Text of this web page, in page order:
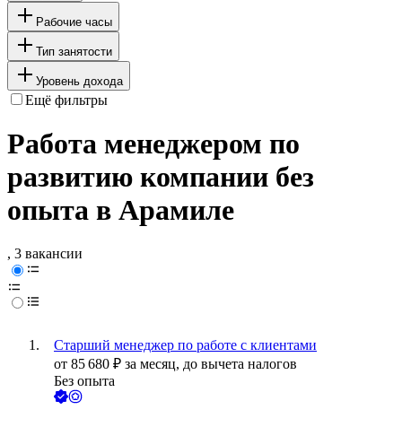
Рабочие часы
Тип занятости
Уровень дохода
Ещё фильтры
Работа менеджером по
развитию компании без
опыта в Арамиле
, 3 вакансии
Старший менеджер по работе с клиентами
от 85 680 ₽ за месяц, до вычета налогов
Без опыта